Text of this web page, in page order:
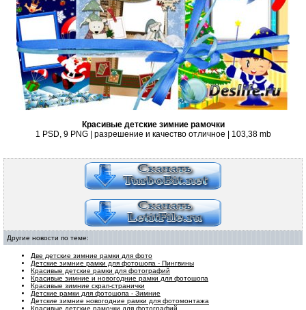
Красивые детские зимние рамочки
1 PSD, 9 PNG | разрешение и качество отличное | 103,38 mb
Другие новости по теме:
Две детские зимние рамки для фото
Детские зимние рамки для фотошопа - Пингвины
Красивые детские рамки для фотографий
Красивые зимние и новогодние рамки для фотошопа
Красивые зимние скрап-странички
Детские рамки для фотошопа - Зимние
Детские зимние новогодние рамки для фотомонтажа
Красивые детские рамочки для фотографий